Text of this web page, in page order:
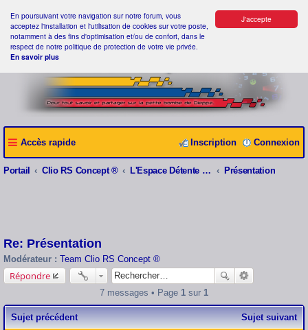
J'accepte
En poursuivant votre navigation sur notre forum, vous
acceptez l'installation et l'utilisation de cookies sur votre poste,
notamment à des fins d'optimisation et/ou de confort, dans le
respect de notre politique de protection de votre vie privée.
En savoir plus
Accès rapide Connexion
Inscription
Portail Clio RS Concept ® L'Espace Détente Clio RS Concept ® Présentation
Re: Présentation
Modérateur : Team Clio RS Concept ®
Répondre
7 messages • Page 1 sur 1
Sujet précédent Sujet suivant